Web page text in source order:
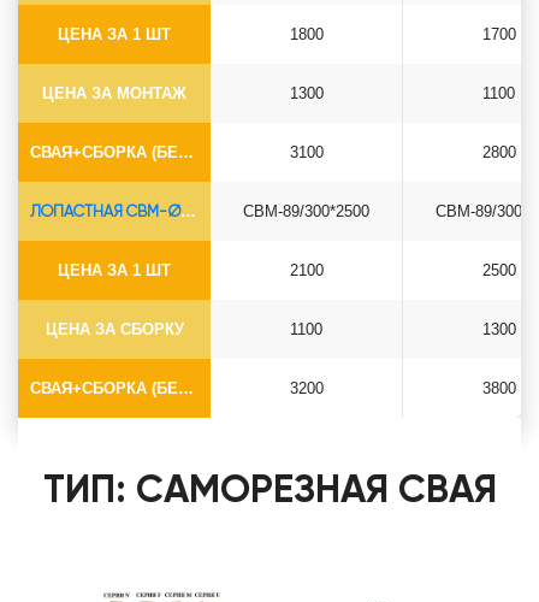
ЦЕНА ЗА 1 ШТ
ЦЕНА ЗА МОНТАЖ
СВАЯ+СБОРКА (БЕЗ ОГОЛОВКА)
1800
1300
3100
1700
1100
2800
ЛОПАСТНАЯ СВМ-Ø89*6.5
ЦЕНА ЗА 1 ШТ
ЦЕНА ЗА СБОРКУ
СВАЯ+СБОРКА (БЕЗ ОГОЛОВКА)
СВМ-89/300*2500
2100
1100
3200
СВМ-89/
2500
1300
3800
ТИП: САМОРЕЗНАЯ СВАЯ